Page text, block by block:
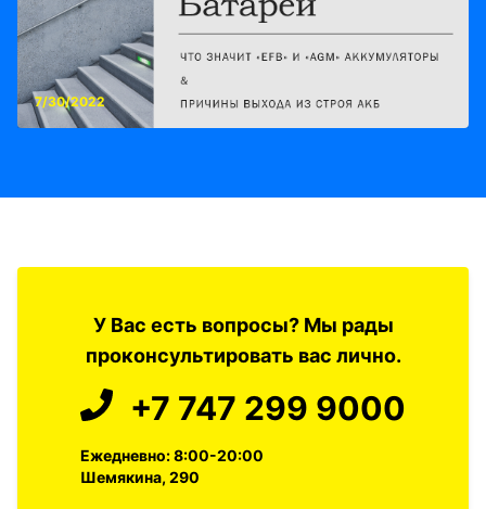
7/30/2022
У Вас есть вопросы? Мы рады
проконсультировать вас лично.
+7 747 299 9000
Ежедневно: 8:00-20:00
Шемякина, 290